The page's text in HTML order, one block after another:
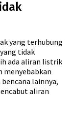
yang terhubung
tidak
ada aliran listrik
menyebabkan
lainnya,
aliran